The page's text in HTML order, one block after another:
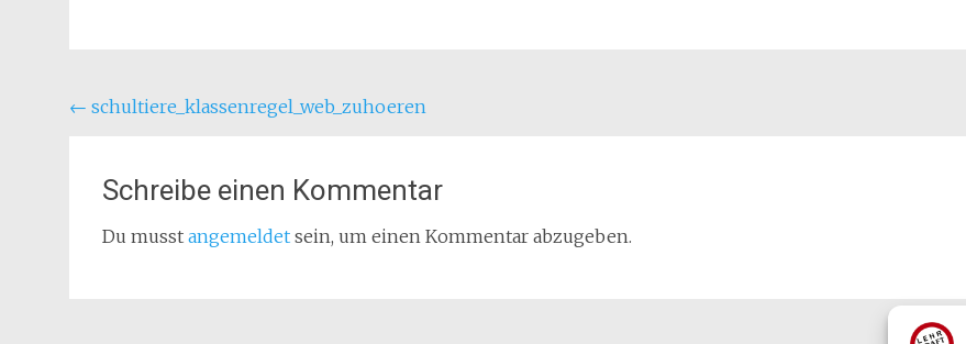
Beitragsnavigation
← schultiere_klassenregel_web_zuhoeren
Schreibe einen Kommentar
Du musst angemeldet sein, um einen Kommentar abzugeben.